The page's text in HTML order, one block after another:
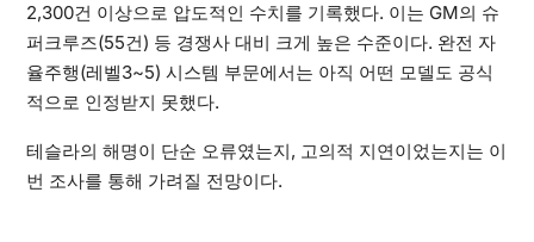
2,300건 이상으로 압도적인 수치를 기록했다. 이는 GM의 슈
퍼크루즈(55건) 등 경쟁사 대비 크게 높은 수준이다. 완전 자
율주행(레벨3~5) 시스템 부문에서는 아직 어떤 모델도 공식
적으로 인정받지 못했다.
테슬라의 해명이 단순 오류였는지, 고의적 지연이었는지는 이
번 조사를 통해 가려질 전망이다.